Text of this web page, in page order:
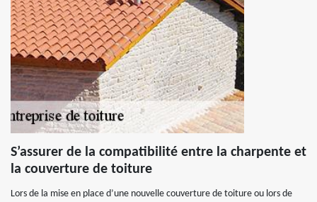
S’assurer de la compatibilité entre la charpente et
la couverture de toiture
Lors de la mise en place d’une nouvelle couverture de toiture ou lors de